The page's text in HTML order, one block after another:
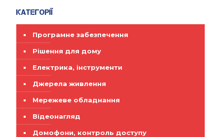
Категорії
Програмне забезпечення
Рішення для дому
Електрика, інструменти
Джерела живлення
Мережеве обладнання
Відеонагляд
Домофони, контроль доступу